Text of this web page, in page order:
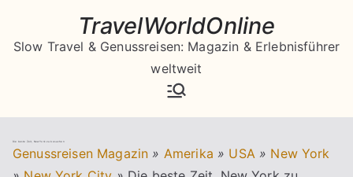
springen
TravelWorldOnline
Slow Travel & Genussreisen: Magazin & Erlebnisführer
weltweit
Die beste Zeit, New York zu besuchen
Genussreisen Magazin » Amerika » USA » New York